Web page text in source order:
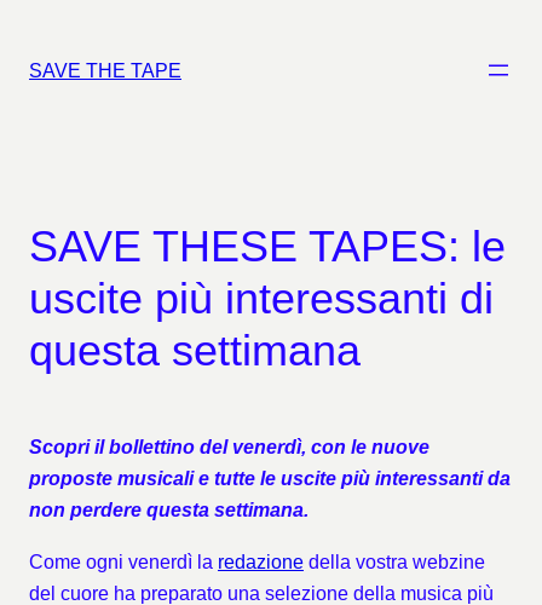
contenuto
SAVE THE TAPE
SAVE THESE TAPES: le
uscite più interessanti di
questa settimana
Scopri il bollettino del venerdì, con le nuove
proposte musicali e tutte le uscite più interessanti da
non perdere questa settimana.
Come ogni venerdì la redazione della vostra webzine
del cuore ha preparato una selezione della musica più